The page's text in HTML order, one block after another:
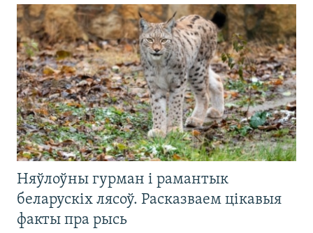
Няўлоўны гурман і рамантык
беларускіх лясоў. Расказваем цікавыя
факты пра рысь